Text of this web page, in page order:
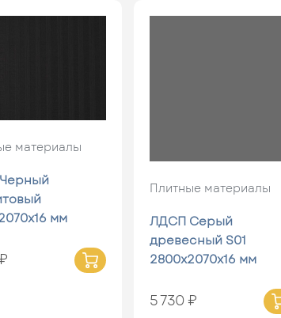
материалы
мм
Плитные материалы
ЛДСП Серый
древесный S01
2800х2070х16 мм
5 730 ₽